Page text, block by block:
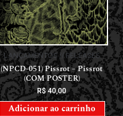
LANÇAMENTOS // RELEASES
(NPCD-051) Pissrot – Pissrot
(COM POSTER)
R$40,00
Adicionar ao carrinho